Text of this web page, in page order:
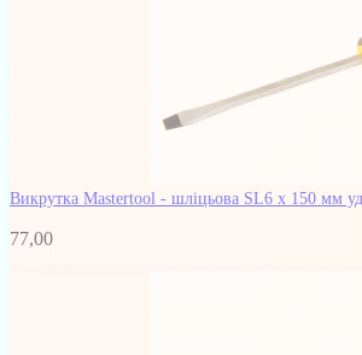
Викрутка Mastertool - шліцьова SL6 x 150 мм
77,00